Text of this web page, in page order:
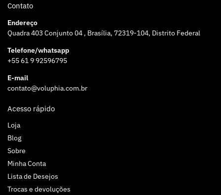
Contato
Endereço
Quadra 403 Conjunto 04 , Brasília, 72319-104, Distrito Federal
Telefone/whatsapp
+55 61 9 92596795
E-mail
contato@voluphia.com.br
Acesso rápido
Loja
Blog
Sobre
Minha Conta
Lista de Desejos
Trocas e devoluções